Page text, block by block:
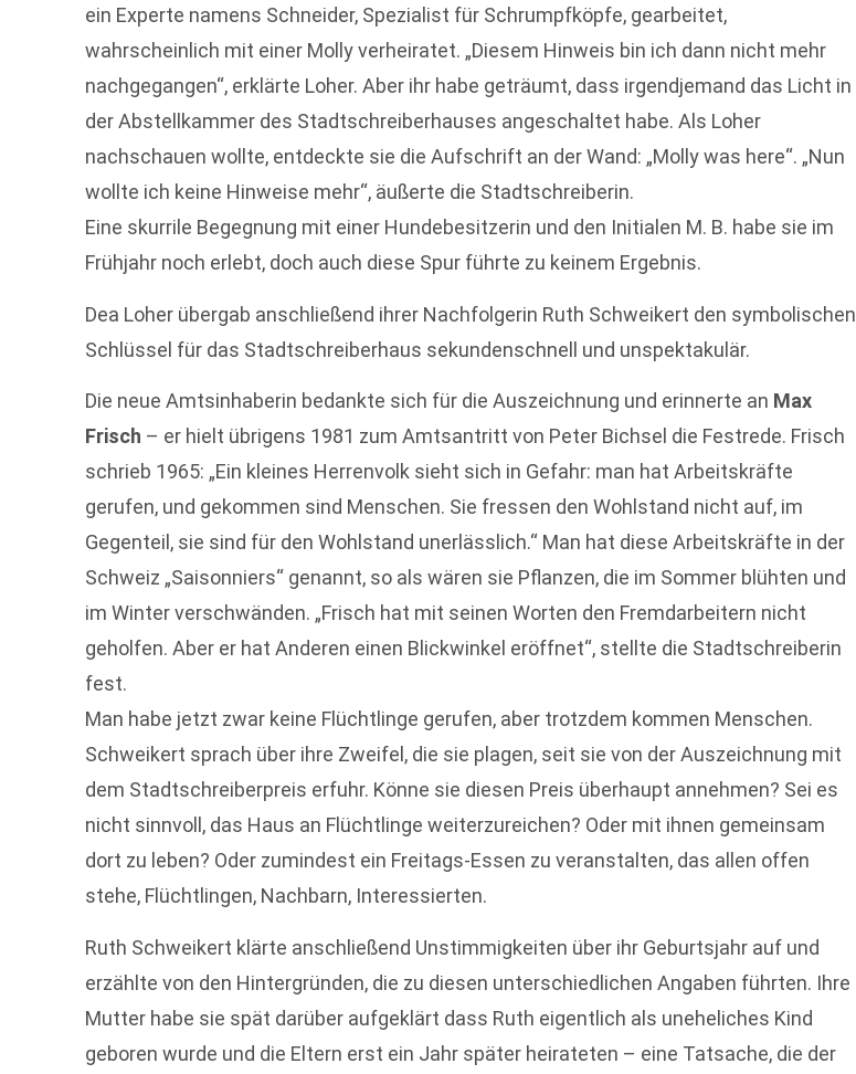
ein Experte namens Schneider, Spezialist für Schrumpfköpfe, gearbeitet,
wahrscheinlich mit einer Molly verheiratet. „Diesem Hinweis bin ich dann nicht mehr
nachgegangen“, erklärte Loher. Aber ihr habe geträumt, dass irgendjemand das Licht in
der Abstellkammer des Stadtschreiberhauses angeschaltet habe. Als Loher
nachschauen wollte, entdeckte sie die Aufschrift an der Wand: „Molly was here“. „Nun
wollte ich keine Hinweise mehr“, äußerte die Stadtschreiberin.
Eine skurrile Begegnung mit einer Hundebesitzerin und den Initialen M. B. habe sie im
Frühjahr noch erlebt, doch auch diese Spur führte zu keinem Ergebnis.
Dea Loher übergab anschließend ihrer Nachfolgerin Ruth Schweikert den symbolischen
Schlüssel für das Stadtschreiberhaus sekundenschnell und unspektakulär.
Die neue Amtsinhaberin bedankte sich für die Auszeichnung und erinnerte an Max
Frisch – er hielt übrigens 1981 zum Amtsantritt von Peter Bichsel die Festrede. Frisch
schrieb 1965: „Ein kleines Herrenvolk sieht sich in Gefahr: man hat Arbeitskräfte
gerufen, und gekommen sind Menschen. Sie fressen den Wohlstand nicht auf, im
Gegenteil, sie sind für den Wohlstand unerlässlich.“ Man hat diese Arbeitskräfte in der
Schweiz „Saisonniers“ genannt, so als wären sie Pflanzen, die im Sommer blühten und
im Winter verschwänden. „Frisch hat mit seinen Worten den Fremdarbeitern nicht
geholfen. Aber er hat Anderen einen Blickwinkel eröffnet“, stellte die Stadtschreiberin
fest.
Man habe jetzt zwar keine Flüchtlinge gerufen, aber trotzdem kommen Menschen.
Schweikert sprach über ihre Zweifel, die sie plagen, seit sie von der Auszeichnung mit
dem Stadtschreiberpreis erfuhr. Könne sie diesen Preis überhaupt annehmen? Sei es
nicht sinnvoll, das Haus an Flüchtlinge weiterzureichen? Oder mit ihnen gemeinsam
dort zu leben? Oder zumindest ein Freitags-Essen zu veranstalten, das allen offen
stehe, Flüchtlingen, Nachbarn, Interessierten.
Ruth Schweikert klärte anschließend Unstimmigkeiten über ihr Geburtsjahr auf und
erzählte von den Hintergründen, die zu diesen unterschiedlichen Angaben führten. Ihre
Mutter habe sie spät darüber aufgeklärt dass Ruth eigentlich als uneheliches Kind
geboren wurde und die Eltern erst ein Jahr später heirateten – eine Tatsache, die der